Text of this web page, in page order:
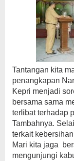
Tantangan kita
penangkapan
Kepri menjadi
bersama sama
terlibat terhadap
Tambahnya.
terkait
Mari kita jaga
mengunjungi